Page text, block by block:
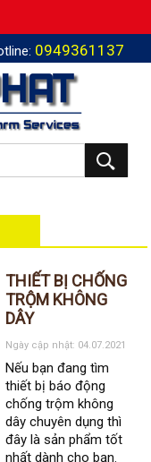
0949361137
THIẾT BỊ CHỐNG
TRỘM KHÔNG
DÂY
Ngày cập nhật: 04.07.2021
Nếu bạn đang tìm
thiết bị báo động
chống trộm không
dây chuyên dụng thì
đây là sản phẩm tốt
nhất dành cho bạn.